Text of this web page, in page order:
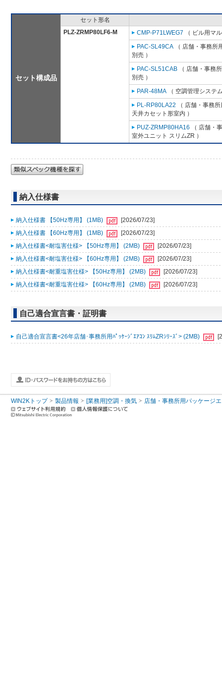
セット構成品
セット形名
PLZ-ZRMP80LF6-M
CMP-P71LWEG7 （ ビル用マ
PAC-SL49CA （ 店舗・事務所
別売 ）
PAC-SL51CAB （ 店舗・事務
別売 ）
PAR-48MA （ 空調管理システ
PL-RP80LA22 （ 店舗・事務
天井カセット形室内 ）
PUZ-ZRMP80HA16 （ 店舗・
室外ユニット スリムZR ）
納入仕様書
納入仕様書 【50Hz専用】 (1MB)
[2026/07/23]
納入仕様書 【60Hz専用】 (1MB)
[2026/07/23]
納入仕様書<耐塩害仕様> 【50Hz専用】 (2MB)
[2026/07/23]
納入仕様書<耐塩害仕様> 【60Hz専用】 (2MB)
[2026/07/23]
納入仕様書<耐重塩害仕様> 【50Hz専用】 (2MB)
[2026/07/23]
納入仕様書<耐重塩害仕様> 【60Hz専用】 (2MB)
[2026/07/23]
自己適合宣言書・証明書
自己適合宣言書<26年店舗･事務所用ﾊﾟｯｹｰｼﾞｴｱｺﾝ ｽﾘﾑZRｼﾘｰｽﾞ> (2MB)
WIN2Kトップ 製品情報 [業務用]空調・換気 店舗・事務所用パッケージ